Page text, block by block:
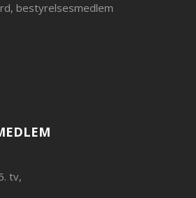
bestyrelsesmedlem
tv,